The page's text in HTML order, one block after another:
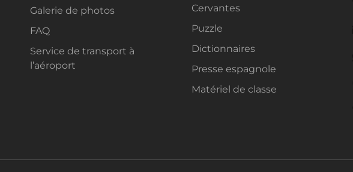
Galerie de photos
FAQ
Service de transport à
l’aéroport
Cervantes
Puzzle
Dictionnaires
Presse espagnole
Matériel de classe